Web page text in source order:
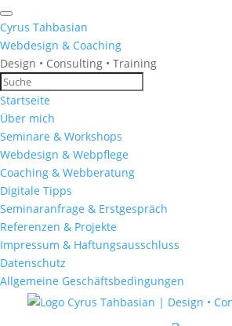
Cyrus Tahbasian
Webdesign & Coaching
Design • Consulting • Training
Startseite
Über mich
Seminare & Workshops
Webdesign & Webpflege
Coaching & Webberatung
Digitale Tipps
Seminaranfrage & Erstgespräch
Referenzen & Projekte
Impressum & Haftungsausschluss
Datenschutz
Allgemeine Geschäftsbedingungen